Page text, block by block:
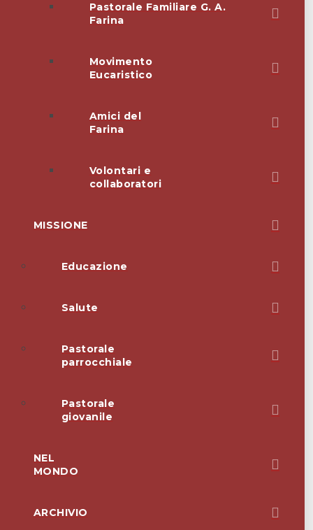
Pastorale Familiare G. A.
Farina
Movimento
Eucaristico
Amici del
Farina
Volontari e
collaboratori
MISSIONE
Educazione
Salute
Pastorale
parrocchiale
Pastorale
giovanile
NEL
MONDO
ARCHIVIO